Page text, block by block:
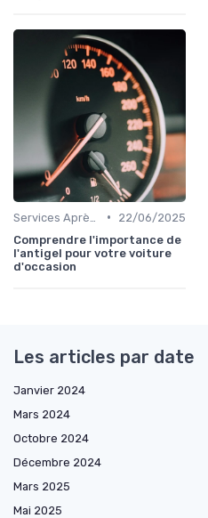
•
22/06/2025
Comprendre l'importance de
l'antigel pour votre voiture
d'occasion
Les articles par date
Janvier 2024
Mars 2024
Octobre 2024
Décembre 2024
Mars 2025
Mai 2025